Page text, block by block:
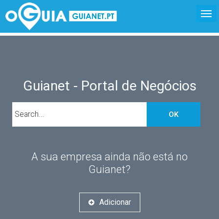
Guianet - Portal de Negócios
OK
A sua empresa ainda não está no
Guianet?
Adicionar